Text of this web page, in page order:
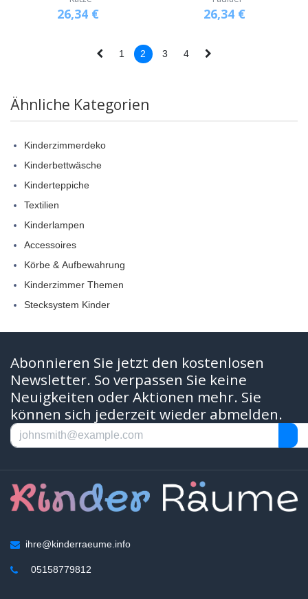
26,34 € 26,34 €
1 2 3 4
Ähnliche Kategorien
Kinderzimmerdeko
Kinderbettwäsche
Kinderteppiche
Textilien
Kinderlampen
Accessoires
Körbe & Aufbewahrung
Kinderzimmer Themen
Stecksystem Kinder
Abonnieren Sie jetzt den kostenlosen
Newsletter. So verpassen Sie keine
Neuigkeiten oder Aktionen mehr. Sie
können sich jederzeit wieder abmelden.
ihre@kinderraeume.info
05158779812